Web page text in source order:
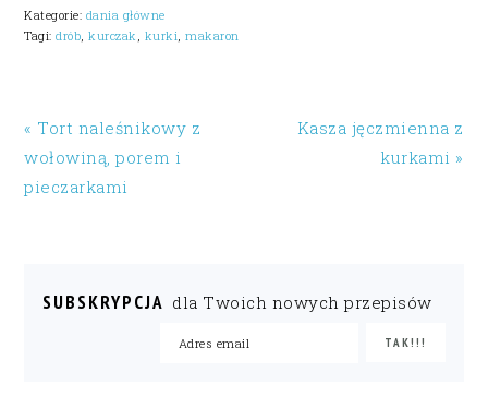
Kategorie: dania główne
Tagi:drób,kurczak , kurki,makaron
« Tort naleśnikowy z
wołowiną, porem i
pieczarkami
Kasza jęczmienna z
kurkami »
SUBSKRYPCJA dla Twoich nowych przepisów